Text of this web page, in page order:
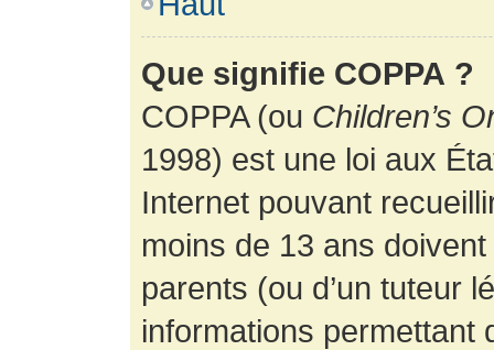
Que signifie COPPA ?
COPPA (ou Children’s
1998) est une loi aux
Internet pouvant
moins de 13 ans
parents (ou d’un tuteur
informations permettant